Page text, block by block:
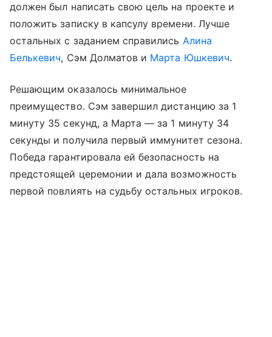
должен был написать свою цель на проекте и
положить записку в капсулу времени. Лучше
остальных с заданием справились Алина
Белькевич, Сэм Долматов и Марта Юшкевич.
Решающим оказалось минимальное
преимущество. Сэм завершил дистанцию за 1
минуту 35 секунд, а Марта — за 1 минуту 34
секунды и получила первый иммунитет сезона.
Победа гарантировала ей безопасность на
предстоящей церемонии и дала возможность
первой повлиять на судьбу остальных игроков.